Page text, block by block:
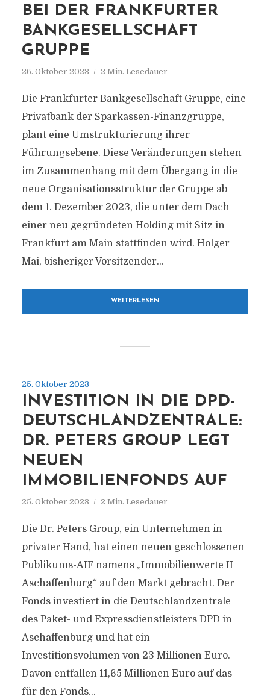
BEI DER FRANKFURTER
BANKGESELLSCHAFT
GRUPPE
26. Oktober 2023 2 Min. Lesedauer
Die Frankfurter Bankgesellschaft Gruppe, eine
Privatbank der Sparkassen-Finanzgruppe,
plant eine Umstrukturierung ihrer
Führungsebene. Diese Veränderungen stehen
im Zusammenhang mit dem Übergang in die
neue Organisationsstruktur der Gruppe ab
dem 1. Dezember 2023, die unter dem Dach
einer neu gegründeten Holding mit Sitz in
Frankfurt am Main stattfinden wird. Holger
Mai, bisheriger Vorsitzender...
WEITERLESEN
25. Oktober 2023
INVESTITION IN DIE DPD-
DEUTSCHLANDZENTRALE:
DR. PETERS GROUP LEGT
NEUEN
IMMOBILIENFONDS AUF
25. Oktober 2023 2 Min. Lesedauer
Die Dr. Peters Group, ein Unternehmen in
privater Hand, hat einen neuen geschlossenen
Publikums-AIF namens „Immobilienwerte II
Aschaffenburg“ auf den Markt gebracht. Der
Fonds investiert in die Deutschlandzentrale
des Paket- und Expressdienstleisters DPD in
Aschaffenburg und hat ein
Investitionsvolumen von 23 Millionen Euro.
Davon entfallen 11,65 Millionen Euro auf das
für den Fonds...